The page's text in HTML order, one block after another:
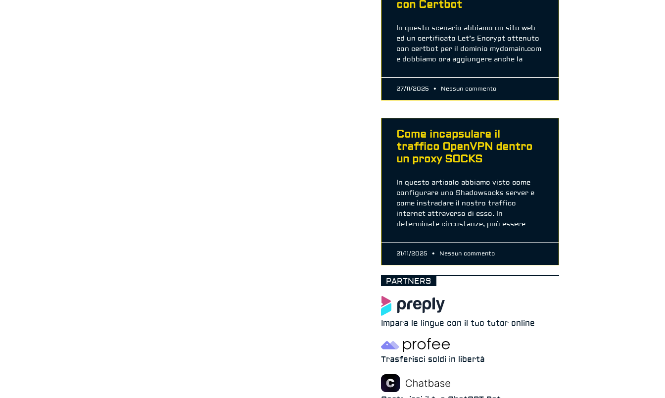
con Certbot
In questo scenario abbiamo un sito web
ed un certificato Let’s Encrypt ottenuto
con certbot per il dominio mydomain.com
e dobbiamo ora aggiungere anche la
27/11/2025 Nessun commento
Come incapsulare il
traffico OpenVPN dentro
un proxy SOCKS
In questo articolo abbiamo visto come
configurare uno Shadowsocks server e
come instradare il nostro traffico
internet attraverso di esso. In
determinate circostanze, può essere
21/11/2025 Nessun commento
PARTNERS
Impara le lingue con il tuo tutor online
Trasferisci soldi in libertà